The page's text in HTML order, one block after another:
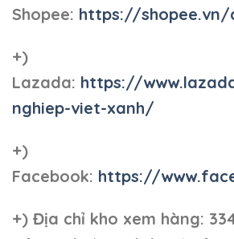
Shopee: https://shopee.vn/
+)
Lazada: https://
nghiep-viet-xanh/
+)
Facebook: https://
+) Địa chỉ kho xem hàng: